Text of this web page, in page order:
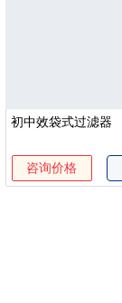
初中效袋式过滤器
咨询价格